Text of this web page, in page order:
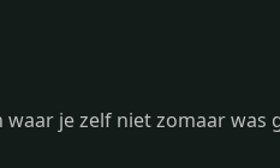
je zelf niet zomaar was